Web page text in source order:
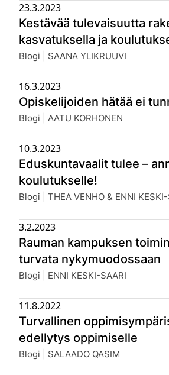
Kestävää tulevaisuutta
kasvatuksella ja
Julkaistu:
23.3.2023
Blogi | SAANA YLIKRUUVI
Opiskelijoiden hätää ei
Julkaistu:
16.3.2023
Blogi | AATU KORHONEN
Eduskuntavaalit tulee –
koulutukselle!
Julkaistu:
10.3.2023
Blogi | THEA VENHO & ENNI
Rauman kampuksen
turvata nykymuodossaan
Julkaistu:
3.2.2023
Blogi | ENNI KESKI-SAARI
Turvallinen
edellytys oppimiselle
Julkaistu:
11.8.2022
Blogi | SALAADO QASIM